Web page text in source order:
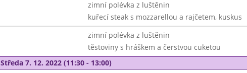
zimní polévka z luštěnin
kuřecí steak s mozzarellou a rajčetem, kuskus
zimní polévka z luštěnin
těstoviny s hráškem a čerstvou cuketou
Středa 7. 12. 2022 (11:30 - 13:00)